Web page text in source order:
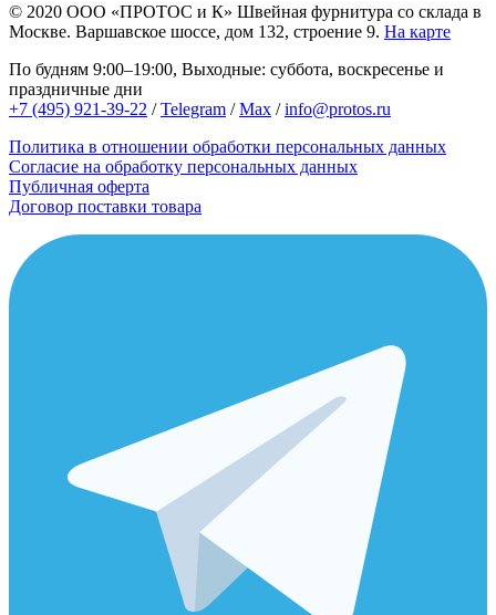
© 2020 ООО «ПРОТОС и К» Швейная фурнитура со склада в
Москве. Варшавское шоссе, дом 132, строение 9. На карте
По будням 9:00–19:00, Выходные: суббота, воскресенье и
праздничные дни
+7 (495) 921-39-22 /Telegram /Max /info@protos.ru
Политика в отношении обработки персональных данных
Согласие на обработку персональных данных
Публичная оферта
Договор поставки товара